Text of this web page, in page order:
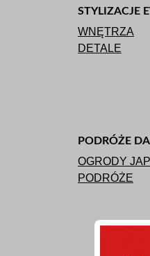
STYLIZACJE
WNĘTRZA
DETALE
PODRÓŻE
OGRODY
PODRÓŻE